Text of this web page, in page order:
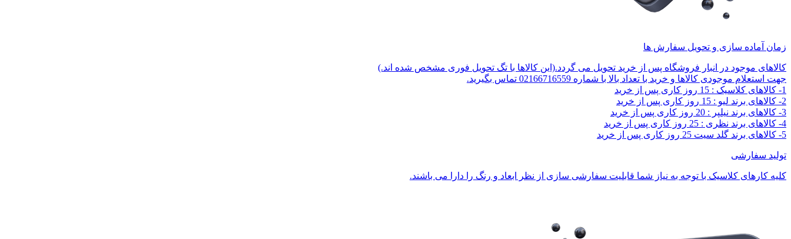
زمان آماده سازی و تحویل سفارش ها
کالاهای موجود در انبار فروشگاه پس از خرید تحویل می گردد.(این کالاها با تگ تحویل فوری مشخص شده اند.)
جهت استعلام موجودی کالاها و خرید با تعداد بالا با شماره 02166716559 تماس بگیرید.
1- کالاهای کلاسیک : 15 روز کاری پس از خرید
2- کالاهای برند لیو : 15 روز کاری پس از خرید
3- کالاهای برند نیلپر : 20 روز کاری پس از خرید
4- کالاهای برند نظری : 25 روز کاری پس از خرید
5- کالاهای برند گلد سیت 25 روز کاری پس از خرید
تولید سفارشی
کلیه کارهای کلاسیک با توجه به نیاز شما قابلیت سفارشی سازی از نظر ابعاد و رنگ را دارا می باشند.